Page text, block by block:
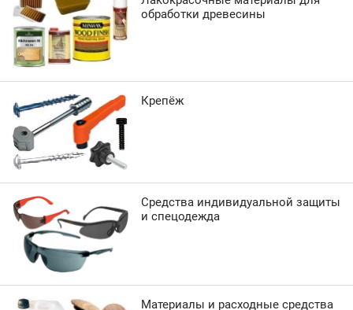
обработки древесины
Крепёж
Средства индивидуальной защиты
и спецодежда
Материалы и расходные средства